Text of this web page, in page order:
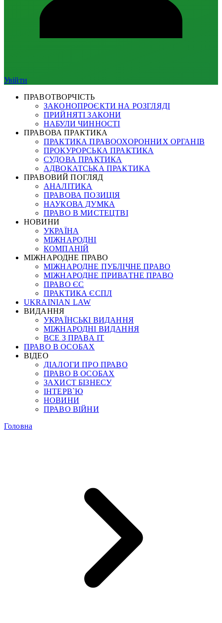
Увійти
ПРАВОТВОРЧІСТЬ
ЗАКОНОПРОЄКТИ НА РОЗГЛЯДІ
ПРИЙНЯТІ ЗАКОНИ
НАБУЛИ ЧИННОСТІ
ПРАВОВА ПРАКТИКА
ПРАКТИКА ПРАВООХОРОННИХ ОРГАНІВ
ПРОКУРОРСЬКА ПРАКТИКА
СУДОВА ПРАКТИКА
АДВОКАТСЬКА ПРАКТИКА
ПРАВОВИЙ ПОГЛЯД
АНАЛІТИКА
ПРАВОВА ПОЗИЦІЯ
НАУКОВА ДУМКА
ПРАВО В МИСТЕЦТВІ
НОВИНИ
УКРАЇНА
МІЖНАРОДНІ
КОМПАНІЙ
МІЖНАРОДНЕ ПРАВО
МІЖНАРОДНЕ ПУБЛІЧНЕ ПРАВО
МІЖНАРОДНЕ ПРИВАТНЕ ПРАВО
ПРАВО ЄС
ПРАКТИКА ЄСПЛ
UKRAINIAN LAW
ВИДАННЯ
УКРАЇНСЬКІ ВИДАННЯ
МІЖНАРОДНІ ВИДАННЯ
ВСЕ З ПРАВА ІТ
ПРАВО В ОСОБАХ
ВІДЕО
ДІАЛОГИ ПРО ПРАВО
ПРАВО В ОСОБАХ
ЗАХИСТ БІЗНЕСУ
ІНТЕРВ`Ю
НОВИНИ
ПРАВО ВІЙНИ
Головна